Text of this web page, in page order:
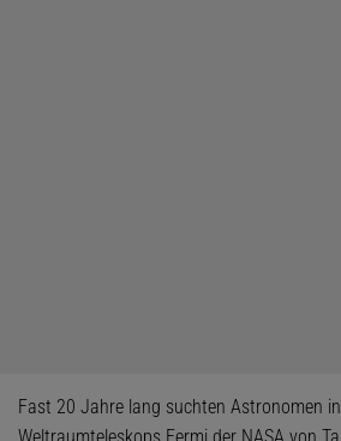
Fast 20 Jahre lang suchten Astronomen